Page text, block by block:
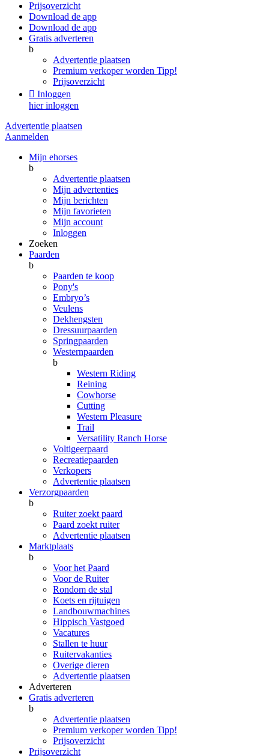
Prijsoverzicht
Download de app
Download de app
Gratis adverteren
b
Advertentie plaatsen
Premium verkoper worden Tipp!
Prijsoverzicht
 Inloggen
hier inloggen
Advertentie plaatsen
Aanmelden
Mijn ehorses
b
Advertentie plaatsen
Mijn advertenties
Mijn berichten
Mijn favorieten
Mijn account
Inloggen
Zoeken
Paarden
b
Paarden te koop
Pony's
Embryo’s
Veulens
Dekhengsten
Dressuurpaarden
Springpaarden
Westernpaarden
b
Western Riding
Reining
Cowhorse
Cutting
Western Pleasure
Trail
Versatility Ranch Horse
Voltigeerpaard
Recreatiepaarden
Verkopers
Advertentie plaatsen
Verzorgpaarden
b
Ruiter zoekt paard
Paard zoekt ruiter
Advertentie plaatsen
Marktplaats
b
Voor het Paard
Voor de Ruiter
Rondom de stal
Koets en rijtuigen
Landbouwmachines
Hippisch Vastgoed
Vacatures
Stallen te huur
Ruitervakanties
Overige dieren
Advertentie plaatsen
Adverteren
Gratis adverteren
b
Advertentie plaatsen
Premium verkoper worden Tipp!
Prijsoverzicht
Prijsoverzicht